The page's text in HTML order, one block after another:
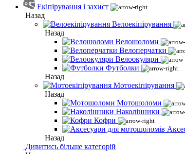
Екіпірування і захист
Назад
Велоекіпірування
Назад
Велошоломи
Велоперчатки
Велоокуляри
Футболки
Назад
Мотоекіпірування
Назад
Мотошоломи
Наколінники
Кофри
Назад
Дивитись більше категорій